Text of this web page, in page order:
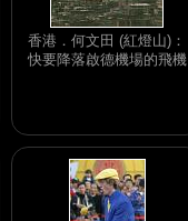
香港．何文田 (紅燈山)：
快要降落啟德機場的飛機